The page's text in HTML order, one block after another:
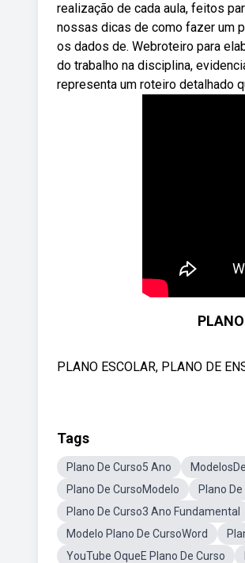
realização de cada aula, feitos
nossas dicas de como fazer um
os dados de. Webroteiro para
do trabalho na disciplina,
representa um roteiro detalhado
PLANO ESCOLAR, PLANO DE
Tags
Plano De Curso5 Ano
Plano De CursoModelo
Plano
Plano De Curso3 Ano Fundamental
Modelo Plano De CursoWord
YouTube OqueE Plano De Curso